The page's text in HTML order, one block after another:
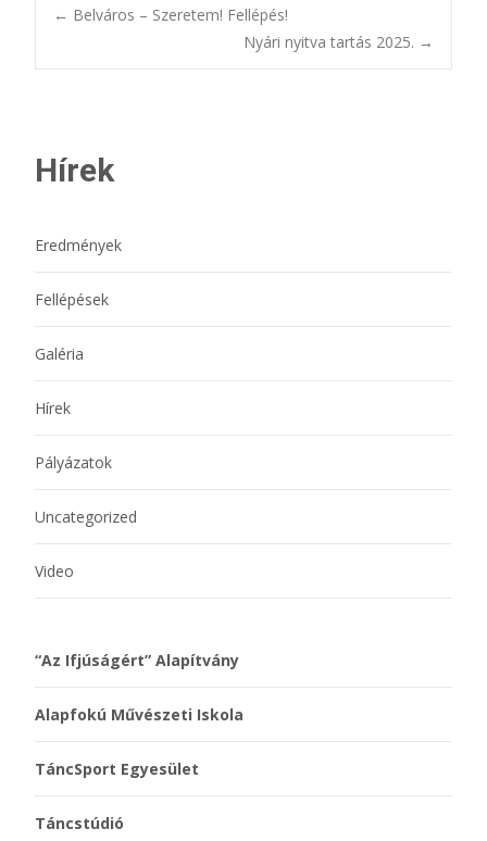
← Belváros – Szeretem! Fellépés!
Nyári nyitva tartás 2025. →
Hírek
Eredmények
Fellépések
Galéria
Hírek
Pályázatok
Uncategorized
Video
“Az Ifjúságért” Alapítvány
Alapfokú Művészeti Iskola
TáncSport Egyesület
Táncstúdió